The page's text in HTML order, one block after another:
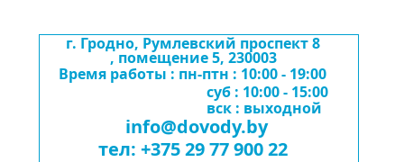
г. Гродно, Румлевский проспект 8
, помещение 5, 230003
тел: +375 29 77 900 22
info@dovody.by
Время работы : пн-птн : 10:00 - 19:00
вск : выходной
суб : 10:00 - 15:00